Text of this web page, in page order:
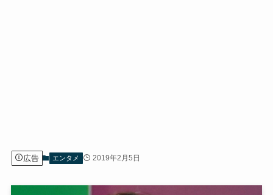
広告 エンタメ 2019年2月5日